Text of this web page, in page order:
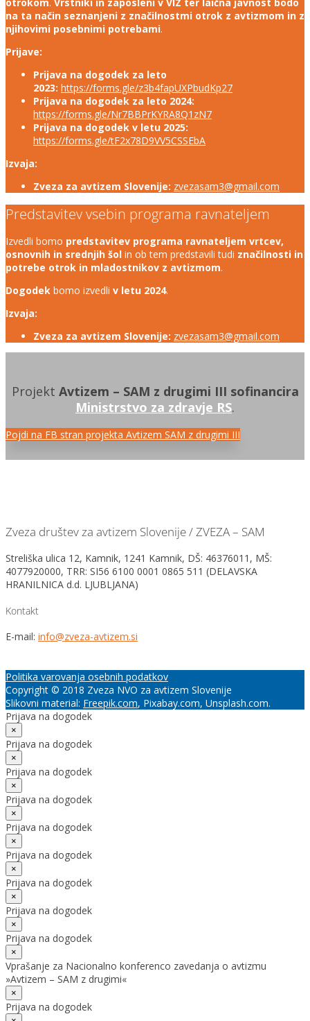
na ta način seznanjeni z značilnostmi otrok z avtizmom in z
njihovimi posebnimi potrebami.
Prijave:
Prijava na dogodek za leto
2023: https://forms.gle/z3b4fapUXPbudKp27
Prijava na dogodek za leto 2024:
https://forms.gle/Nr7BBPrKYRA8Q1zN7
Prijava na dogodek v letu 2025:
https://forms.gle/tF2x78D9VV5CSSEbA
Izvaja:
Zveza za avtizem Slovenije: zvezasam3@gmail.com
Predstavitev vsebin programa ravnateljem
Izvedli bomo predstavitev programa ravnateljem vrtcev,
osnovnih in srednjih šol in ob tem predstavili tudi značilnosti in
potrebe otrok in mladostnikov z avtizmom.
Dogodek bomo izvedli v letu 2024.
Izvaja:
Zveza za avtizem Slovenije: zvezasam3@gmail.com
Projekt Avtizem – SAM z drugimi III sofinancira
Ministrstvo za zdravje RS.
Pojdi na FB stran projekta Avtizem SAM z drugimi III
Zveza društev za avtizem Slovenije / ZVEZA – SAM
Streliška ulica 12, Kamnik, 1241 Kamnik, DŠ: 46376011, MŠ:
4077920000, TRR: SI56 6100 0001 0865 511 (DELAVSKA
HRANILNICA d.d. LJUBLJANA)
Kontakt
E-mail: info@zveza-avtizem.si
Politika varovanja osebnih podatkov
Copyright © 2018 Zveza NVO za avtizem Slovenije
Slikovni material: Freepik.com, Pixabay.com, Unsplash.com.
Prijava na dogodek
×
Prijava na dogodek
×
Prijava na dogodek
×
Prijava na dogodek
×
Prijava na dogodek
×
Prijava na dogodek
×
Prijava na dogodek
×
Prijava na dogodek
×
Prijava na dogodek
×
Vprašanje za Nacionalno konferenco zavedanja o avtizmu
»Avtizem – SAM z drugimi«
×
Prijava na dogodek